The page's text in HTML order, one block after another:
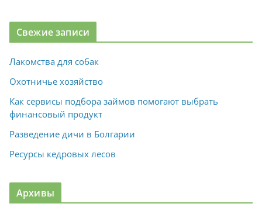
Свежие записи
Лакомства для собак
Охотничье хозяйство
Как сервисы подбора займов помогают выбрать
финансовый продукт
Разведение дичи в Болгарии
Ресурсы кедровых лесов
Архивы